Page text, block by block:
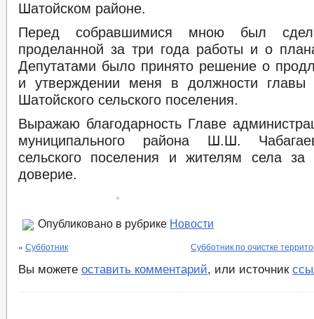
Шатойском районе.
Перед собравшимися мною был
проделанной за три года работы и о
Депутатами было принято решение о
и утверждении меня в должности главы
Шатойского сельского поселения.
Выражаю благодарность Главе
муниципального района Ш.Ш.
сельского поселения и жителям села за
доверие.
Опубликовано в рубрике Новости
« Субботник Субботник по очистке
Вы можете оставить комментарий, или источник